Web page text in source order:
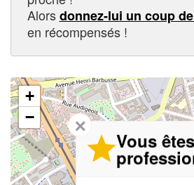
Alorsdonnez-lui un coup
en récompensés !
+
−
✕
Vous